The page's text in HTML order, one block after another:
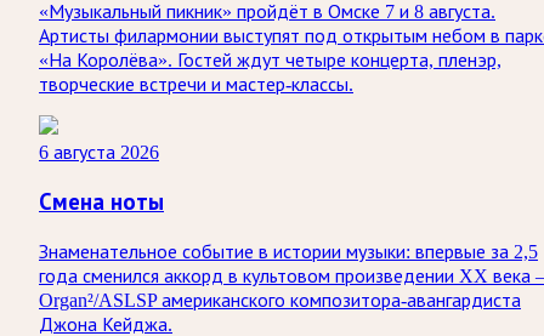
«Музыкальный пикник» пройдёт в Омске 7 и 8 августа.
Артисты филармонии выступят под открытым небом в
«На Королёва». Гостей ждут четыре концерта, пленэр,
творческие встречи и мастер-классы.
6 августа 2026
Смена ноты
Знаменательное событие в истории музыки: впервые за 2,5
года сменился аккорд в культовом произведении XX века
Organ²/ASLSP американского композитора-авангардиста
Джона Кейджа.